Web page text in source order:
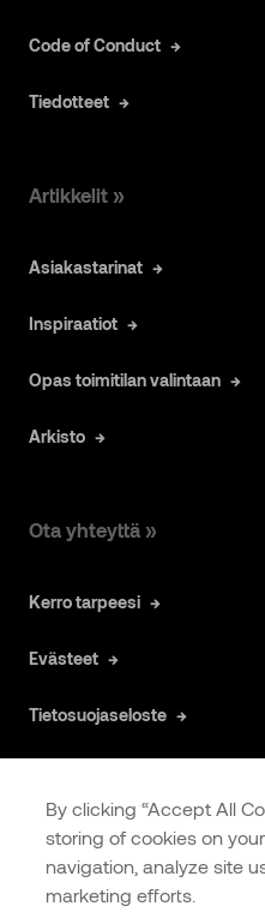
Code of Conduct
Tiedotteet
Artikkelit »
Asiakastarinat
Inspiraatiot
Opas toimitilan valintaan
Arkisto
Ota yhteyttä »
Kerro tarpeesi
Evästeet
Tietosuojaseloste
COOKIES
SETTINGS
By clicking “Accept All
storing of cookies on
navigation, analyze site
marketing efforts.